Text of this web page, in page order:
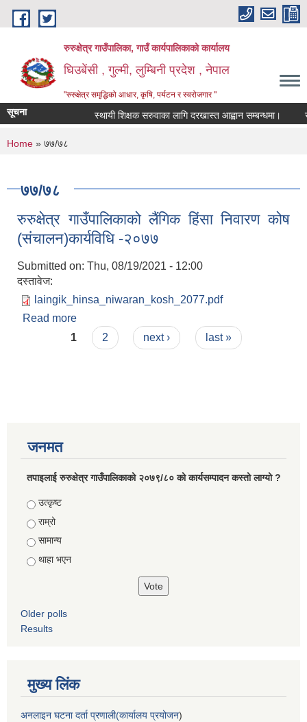
Skip to main content
रुरुक्षेत्र गाउँपालिका, गाउँ कार्यपालिकाको कार्यालय
घिउबेंसी , गुल्मी, लुम्बिनी प्रदेश , नेपाल
"रुरुक्षेत्र समृद्धिको आधार, कृषि, पर्यटन र स्वरोजगार "
सूचना स्थायी शिक्षक सरुवाका लागि दरखास्त आह्वान सम्बन्धमा।
You are here
Home » ७७/७८
७७/७८
रुरुक्षेत्र गाउँपालिकाको लैंगिक हिंसा निवारण कोष
(संचालन)कार्यविधि -२०७७
Submitted on: Thu, 08/19/2021 - 12:00
दस्तावेज:
laingik_hinsa_niwaran_kosh_2077.pdf
Read more
(संचालन)कार्यविधि -२०७७
Pages
1 2 next › last »
जनमत
तपाइलाई रुरुक्षेत्र गाउँपालिकाको २०७९/८० को कार्यसम्पादन कस्तो लाग्यो ?
Choices
उत्कृष्ट
राम्रो
सामान्य
थाहा भएन
Older polls
Results
मुख्य लिंक
अनलाइन घटना दर्ता प्रणाली(कार्यालय प्रयोजन)